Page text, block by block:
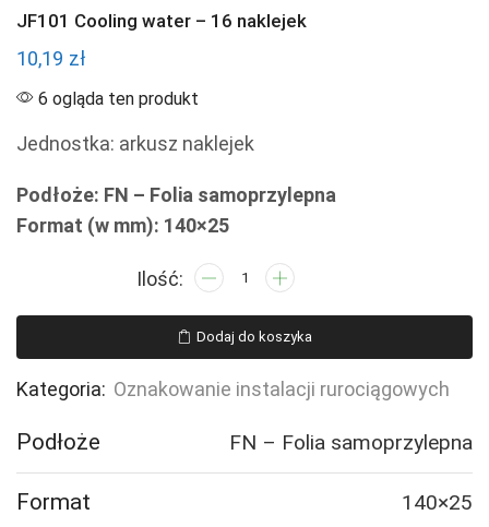
JF101 Cooling water – 16 naklejek
10,19 zł
6 ogląda ten produkt
Jednostka: arkusz naklejek
Podłoże: FN – Folia samoprzylepna
Format (w mm): 140×25
ilość
Cooling
water
-
naklejek
Dodaj do koszyka
Kategoria: Oznakowanie instalacji rurociągowych
Podłoże FN – Folia samoprzylepna
Format 140×25